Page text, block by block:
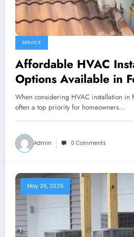
SERVICE
Affordable HVAC
Options Available in
When considering HVAC installation in
often a top priority for homeowners…
Admin 0 Comments
May 26, 2026